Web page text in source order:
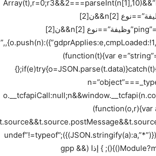
n[3]&&(ه=ن[3]”وظيفة”==نوع n[2]&&ن[2]
(“set”،!0)):”ping”===n[0]”وظيفة”==نوع n[2]&&ن[2]
(function(t){var
(function(o,r){var
JSON.stringify(a):a,”*”)}),n.parameter)}),!1))});”undef”!=typeof
Module?module.exports=t:t()}(); } إذا (gpp &&